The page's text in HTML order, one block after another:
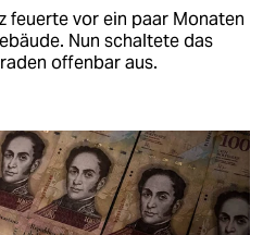
feuerte vor ein paar Monaten
Nun schaltete das
offenbar aus.